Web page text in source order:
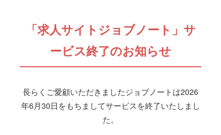
「求人サイトジョブノート」サ
ービス終了のお知らせ
長らくご愛顧いただきましたジョブノートは2026
年6月30日をもちましてサービスを終了いたしまし
た。